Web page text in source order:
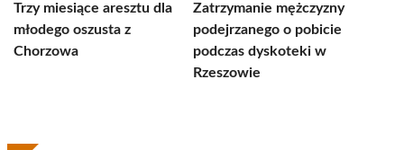
Trzy miesiące aresztu dla
młodego oszusta z
Chorzowa
Zatrzymanie mężczyzny
podejrzanego o pobicie
podczas dyskoteki w
Rzeszowie